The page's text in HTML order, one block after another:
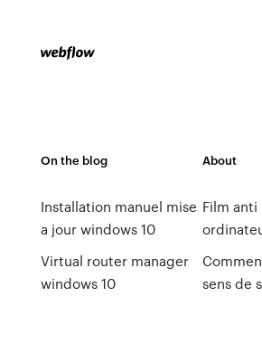
On the blog
Installation manuel mise
a jour windows 10
Virtual router manager
windows 10
About
Film
sens de